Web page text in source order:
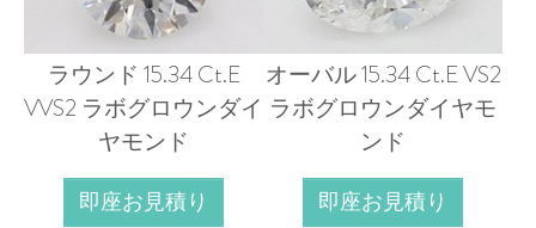
ラウンド 15.34 Ct.E
VVS2 ラボグロウンダイ
ヤモンド
即座お見積り
オーバル 15.34 Ct.E VS2
ラボグロウンダイヤモ
ンド
即座お見積り